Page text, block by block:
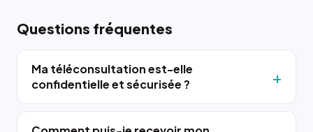
Questions fréquentes
Ma téléconsultation est-elle
confidentielle et sécurisée ?